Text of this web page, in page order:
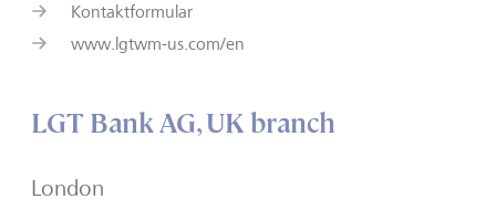
Kontaktformular
www.lgtwm-us.com/en
LGT Bank AG, UK branch
London